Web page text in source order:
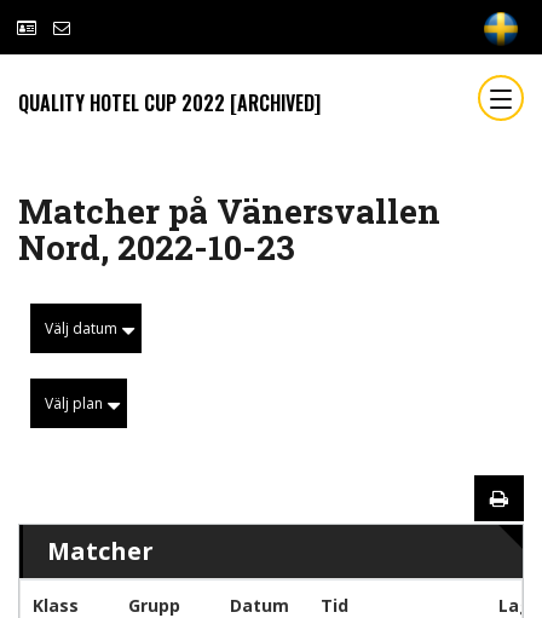
QUALITY HOTEL CUP 2022 [ARCHIVED]
Matcher på Vänersvallen
Nord, 2022-10-23
Välj datum
Välj plan
Matcher
Klass Grupp Datum Tid Lag